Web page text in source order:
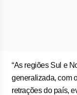
“As regiões Sul e
generalizada, com
retrações do país,